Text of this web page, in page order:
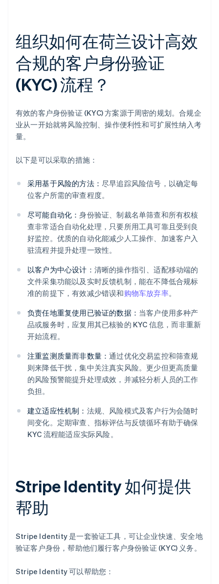
组织如何在荷兰设计高效
合规的客户身份验证
(KYC) 流程？
有效的客户身份验证 (KYC) 方案源于周密的规划。合规企
业从一开始就将风险控制、操作便利性和可扩展性纳入考
量。
以下是可以采取的措施：
采用基于风险的方法： 尽早追踪风险信号，以确定每
位客户所需的审查程度。
尽可能自动化：身份验证、制裁名单筛查和所有权核
查非常适合自动化处理，只要所用工具可靠且受到良
好监控。优质的自动化能减少人工操作、加速客户入
驻流程并提升处理一致性。
以客户为中心设计： 清晰的操作指引、适配移动端的
文件采集功能以及实时反馈机制，能在不降低合规标
准的前提下，有效减少错误和购物车放弃率。
负责任地重复使用已验证的数据： 当客户使用多种产
品或服务时，应复用其已核验的 KYC 信息，而非重新
开始流程。
注重监测质量而非数量：通过优化交易监控和筛查规
则来降低干扰，集中关注真实风险。更少但更高质量
的风险预警能提升处理成效，并减轻分析人员的工作
负担。
建立适应性机制： 法规、风险模式及客户行为会随时
间变化。定期审查、指标评估与反馈循环有助于确保
KYC 流程能适应实际风险。
Stripe Identity 如何提供
帮助
Stripe Identity 是一套验证工具，可让企业快速、安全地
验证客户身份，帮助他们履行客户身份验证 (KYC) 义务。
Stripe Identity 可以帮助您：